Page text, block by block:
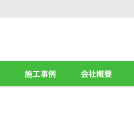
施工事例 会社概要